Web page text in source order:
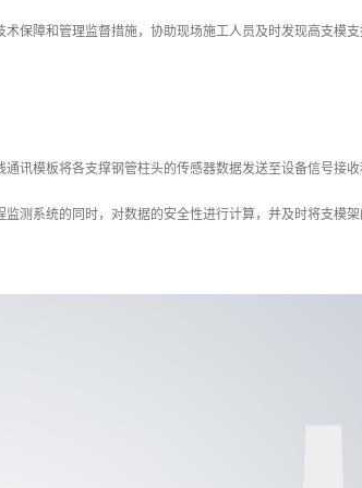
保障和管理监督措施，协助现场施工人员及时发现高支模
讯模板将各支撑钢管柱头的传感器数据发送至设备信号接
测系统的同时，对数据的安全性进行计算，并及时将支模